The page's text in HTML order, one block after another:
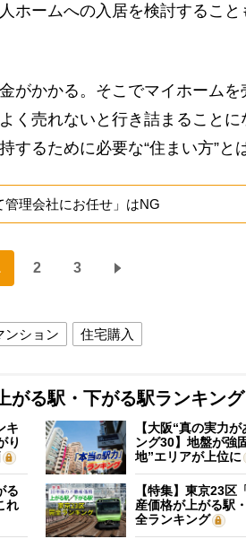
ホームへの入居を検討すること
がかかる。そこでマイホームを
く売れないと行き詰まることに
するために必要な“住まい方”と
理会社にお任せ」はNG
2 3
ンション 住宅購入
がる駅・下がる駅ランキング
キ
り
【大阪“真の実力
ング30】地盤が強
地”エリアが上位に
る
れ
【特集】東京23区
産価格が上がる駅
全ランキング